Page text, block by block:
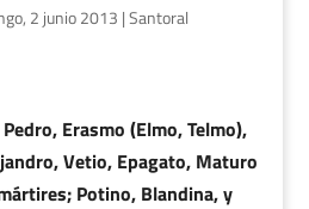
2 junio 2013 |Santoral
Erasmo (Elmo, Telmo),
Vetio, Epagato, Maturo
Potino, Blandina, y